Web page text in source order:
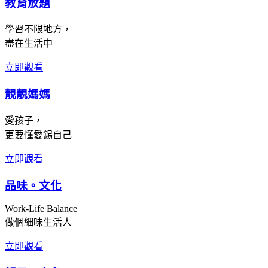
教育放題
學習不限地方，
盡在生活中
立即觀看
靚靚媽媽
愛孩子，
更要懂愛錫自己
立即觀看
品味。文化
Work-Life Balance
做個細味生活人
立即觀看